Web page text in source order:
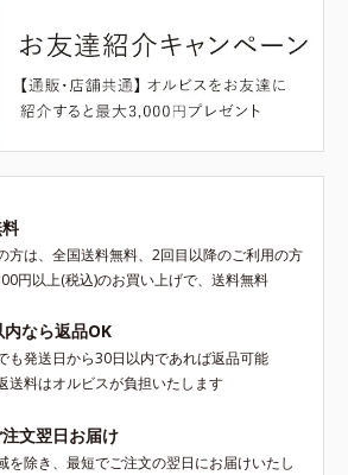
方は、全国送料無料、2回目以降のご利用の方
円以上(税込)のお買い上げで、送料無料
なら返品OK
も発送日から30日以内であれば返品可能
送料はオルビスが負担いたします
文翌日お届け
を除き、最短でご注文の翌日にお届けいたし